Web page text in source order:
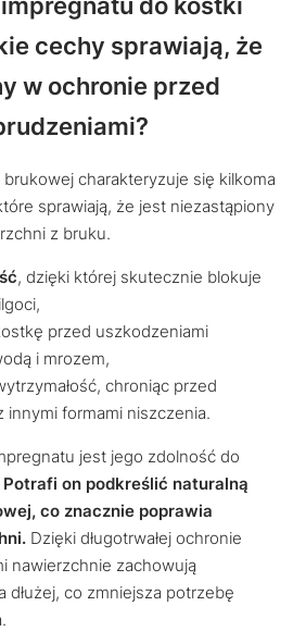
cechy sprawiają, że
w ochronie przed
charakteryzuje się kilkoma
sprawiają, że jest niezastąpiony
z bruku.
, dzięki której skutecznie blokuje
przed uszkodzeniami
i mrozem,
chroniąc przed
innymi formami niszczenia.
jest jego zdolność do
Potrafi on podkreślić naturalną
co znacznie poprawia
Dzięki długotrwałej ochronie
nawierzchnie zachowują
dłużej, co zmniejsza potrzebę